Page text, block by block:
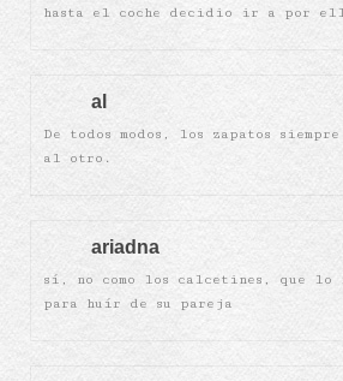
hasta el coche decidio ir a por
al
De todos modos, los zapatos
al otro.
ariadna
sí, no como los calcetines, que lo
para huír de su pareja